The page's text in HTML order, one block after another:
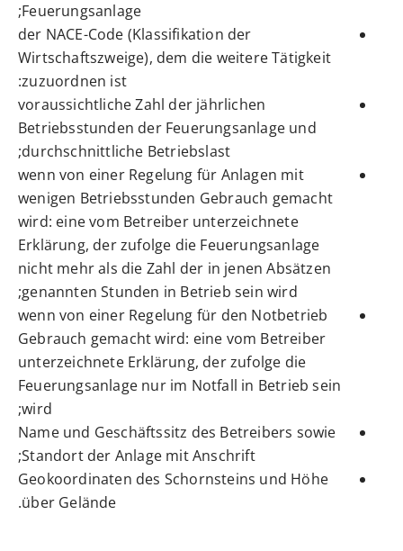
Feuerungsanlage;
der NACE-Code (Klassifikation der
Wirtschaftszweige), dem die weitere Tätigkeit
zuzuordnen ist:
voraussichtliche Zahl der jährlichen
Betriebsstunden der Feuerungsanlage und
durchschnittliche Betriebslast;
wenn von einer Regelung für Anlagen mit
wenigen Betriebsstunden Gebrauch gemacht
wird: eine vom Betreiber unterzeichnete
Erklärung, der zufolge die Feuerungsanlage
nicht mehr als die Zahl der in jenen Absätzen
genannten Stunden in Betrieb sein wird;
wenn von einer Regelung für den Notbetrieb
Gebrauch gemacht wird: eine vom Betreiber
unterzeichnete Erklärung, der zufolge die
Feuerungsanlage nur im Notfall in Betrieb sein
wird;
Name und Geschäftssitz des Betreibers sowie
Standort der Anlage mit Anschrift;
Geokoordinaten des Schornsteins und Höhe
über Gelände.